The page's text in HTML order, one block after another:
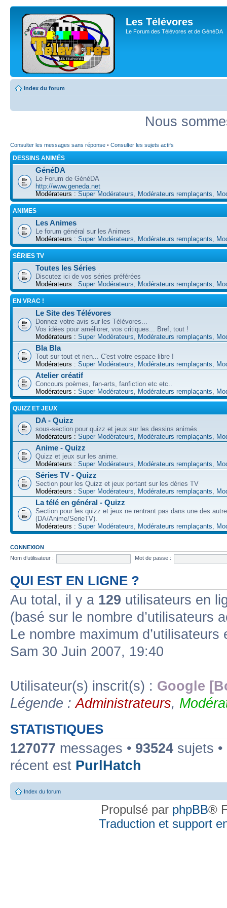
Les Télévores
Le Forum des Télévores et de GénéDA
Index du forum
Nous
Consulter les messages sans réponse • Consulter les sujets actifs
DESSINS ANIMÉS
GénéDA
Le Forum de GénéDA
http://www.geneda.net
Modérateurs : Super Modérateurs Modérateurs remplaçants
ANIMES
Les Animes
Le forum général sur les Animes
Modérateurs : Super Modérateurs Modérateurs remplaçants
SÉRIES TV
Toutes les Séries
Discutez ici de vos séries préférées
Modérateurs : Super Modérateurs Modérateurs remplaçants
EN VRAC !
Le Site des Télévores
Donnez votre avis sur les Télévores...
Vos idées pour améliorer, vos critiques... Bref, tout !
Modérateurs : Super Modérateurs Modérateurs remplaçants
Bla Bla
Tout sur tout et rien... C'est votre espace libre !
Modérateurs : Super Modérateurs Modérateurs remplaçants
Atelier créatif
Concours poèmes, fan-arts, fanfiction etc etc..
Modérateurs : Super Modérateurs Modérateurs remplaçants
QUIZZ ET JEUX
DA - Quizz
sous-section pour quizz et jeux sur les dessins animés
Modérateurs : Super Modérateurs Modérateurs remplaçants
Anime - Quizz
Quizz et jeux sur les anime.
Modérateurs : Super Modérateurs Modérateurs remplaçants
Séries TV - Quizz
Section pour les Quizz et jeux portant sur les déries TV
Modérateurs : Super Modérateurs Modérateurs remplaçants
La télé en général - Quizz
Section pour les quizz et jeux ne rentrant pas dans une des
(DA/Anime/SerieTV).
Modérateurs : Super Modérateurs Modérateurs remplaçants
CONNEXION
Nom d’utilisateur :
Mot de passe :
QUI EST EN LIGNE ?
Au total, il y a 129 utilisateurs en
(basé sur le nombre d’utilisateurs
Le nombre maximum
Sam 30 Juin 2007, 19:40
Utilisateur(s) inscrit(s) : Google
Légende :Administrateurs,
STATISTIQUES
127077 messages • 93524 sujets •
récent est PurlHatch
Index du forum
Propulsé par phpBB®
Traduction et support